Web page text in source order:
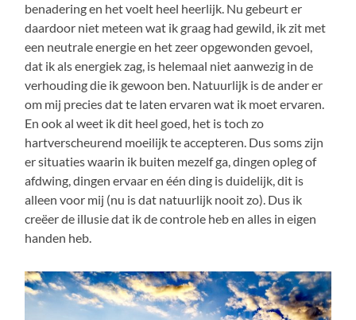
benadering en het voelt heel heerlijk. Nu gebeurt er
daardoor niet meteen wat ik graag had gewild, ik zit met
een neutrale energie en het zeer opgewonden gevoel,
dat ik als energiek zag, is helemaal niet aanwezig in de
verhouding die ik gewoon ben. Natuurlijk is de ander er
om mij precies dat te laten ervaren wat ik moet ervaren.
En ook al weet ik dit heel goed, het is toch zo
hartverscheurend moeilijk te accepteren. Dus soms zijn
er situaties waarin ik buiten mezelf ga, dingen opleg of
afdwing, dingen ervaar en één ding is duidelijk, dit is
alleen voor mij (nu is dat natuurlijk nooit zo). Dus ik
creëer de illusie dat ik de controle heb en alles in eigen
handen heb.